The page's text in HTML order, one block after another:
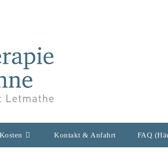
Kontakt & Anfahrt FAQ